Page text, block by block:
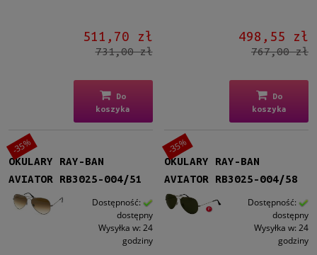
511,70 zł
731,00 zł
Do
koszyka
498,55 zł
767,00 zł
Do
koszyka
OKULARY RAY-BAN
AVIATOR RB3025-004/51
Dostępność:
dostępny
Wysyłka w: 24
godziny
-35%
OKULARY RAY-BAN
AVIATOR RB3025-004/58
Dostępność:
dostępny
Wysyłka w: 24
godziny
-35%